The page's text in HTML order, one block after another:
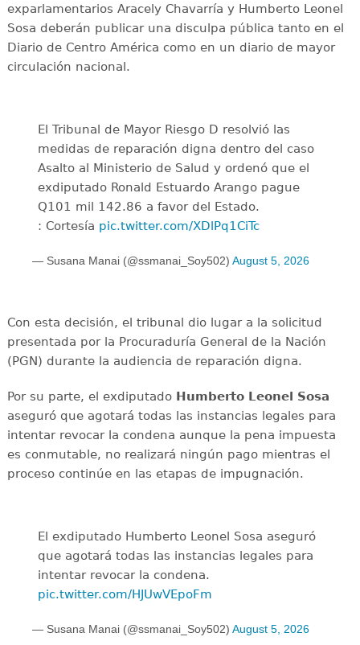
exparlamentarios Aracely Chavarría y Humberto Leonel
Sosa deberán publicar una disculpa pública tanto en el
Diario de Centro América como en un diario de mayor
circulación nacional.
El Tribunal de Mayor Riesgo D resolvió las
medidas de reparación digna dentro del caso
Asalto al Ministerio de Salud y ordenó que el
exdiputado Ronald Estuardo Arango pague
Q101 mil 142.86 a favor del Estado.
: Cortesía pic.twitter.com/XDlPq1CiTc
— Susana Manai (@ssmanai_Soy502) August 5, 2026
Con esta decisión, el tribunal dio lugar a la solicitud
presentada por la Procuraduría General de la Nación
(PGN) durante la audiencia de reparación digna.
Por su parte, el exdiputado Humberto Leonel Sosa
aseguró que agotará todas las instancias legales para
intentar revocar la condena aunque la pena impuesta
es conmutable, no realizará ningún pago mientras el
proceso continúe en las etapas de impugnación.
El exdiputado Humberto Leonel Sosa aseguró
que agotará todas las instancias legales para
intentar revocar la condena.
pic.twitter.com/HJUwVEpoFm
— Susana Manai (@ssmanai_Soy502) August 5, 2026